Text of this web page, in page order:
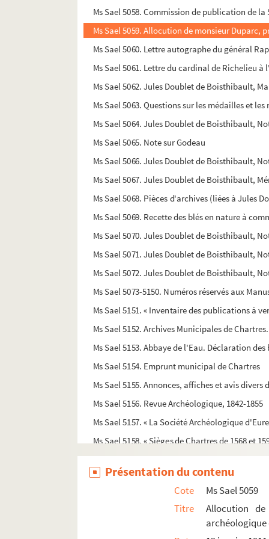
Ms Sael 5058. Commission de publication de
Ms Sael 5059. Allocution de monsieur
Ms Sael 5060. Lettre autographe du général
Ms Sael 5061. Lettre du cardinal de Richelieu à
Ms Sael 5062. Jules Doublet de Boisthibault,
Ms Sael 5063. Questions sur les médailles et
Ms Sael 5064. Jules Doublet de Boisthibault,
Ms Sael 5065. Note sur Godeau
Ms Sael 5066. Jules Doublet de Boisthibault,
Ms Sael 5067. Jules Doublet de Boisthibault,
Ms Sael 5068. Pièces d'archives (liées à Jules
Ms Sael 5069. Recette des blés en nature à
Ms Sael 5070. Jules Doublet de Boisthibault,
Ms Sael 5071. Jules Doublet de Boisthibault,
Ms Sael 5072. Jules Doublet de Boisthibault,
Ms Sael 5073-5150. Numéros réservés aux
Ms Sael 5151. « Inventaire des publications à
Ms Sael 5152. Archives Municipales de
Ms Sael 5153. Abbaye de l'Eau. Déclaration
Ms Sael 5154. Emprunt municipal de Chartres
Ms Sael 5155. Annonces, affiches et avis divers
Ms Sael 5156. Revue Archéologique, 1842-1855
Ms Sael 5157. « La Société Archéologique
Ms Sael 5158. « Sièges de Chartres de 1568 et
Ms Sael 5159. « La collection d'objets d'art et
Ms Sael 5160. « Beaucerons et Russes ; leurs
Ms Sael 5161. Exposition des beaux-arts à
Ms Sael 5162. Exposition rétrospective à
Présentation du contenu
Cote
Ms Sael 5059
Titre
Allocution
archéologique